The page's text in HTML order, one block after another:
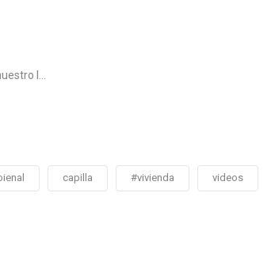
l...
capilla #vivienda videos